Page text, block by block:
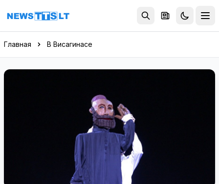
Перейти к содержимому
Главная В Висагинасе